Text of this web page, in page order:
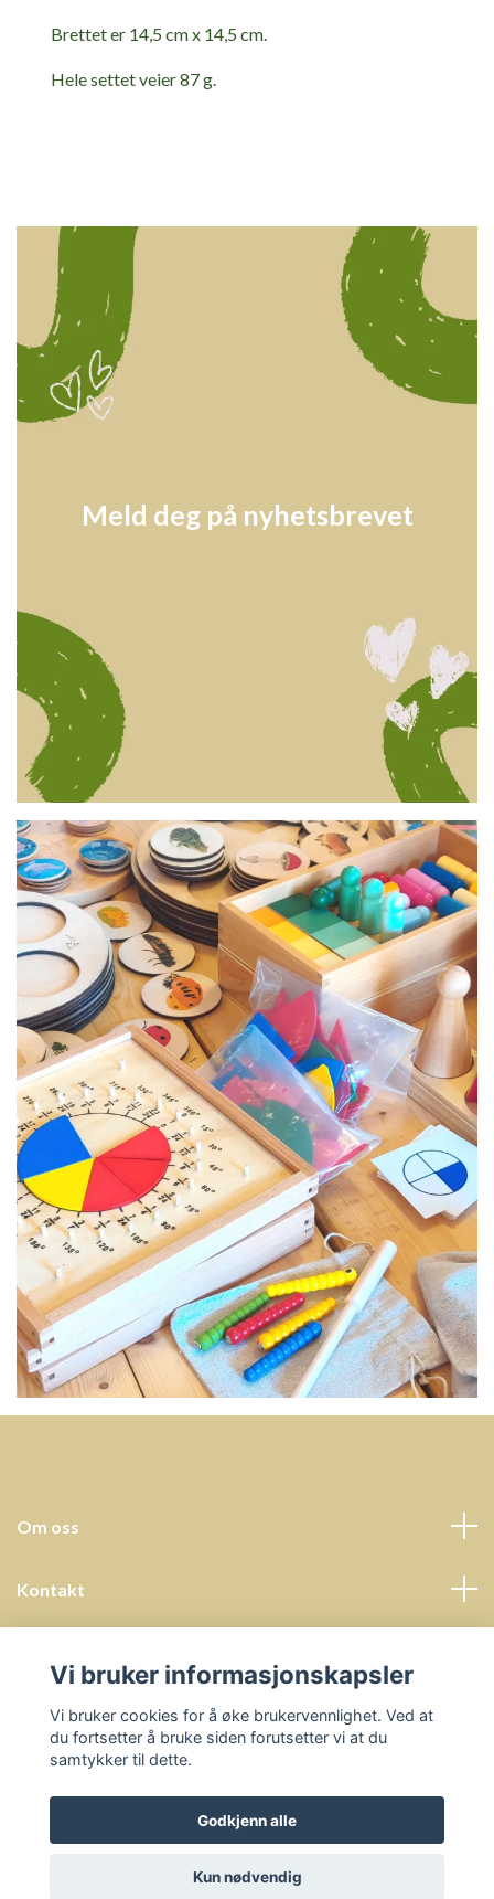
Meld deg på nyhetsbrevet
Brettet er 14,5 cm x 14,5 cm.
Hele settet veier 87 g.
Om oss
Kontakt
Sosiale medier
© 2026 Undervisningsressurser - Prosjektbyrå Helena Hals
Vi bruker informasjonskapsler
Vi bruker cookies for å øke brukervennlighet. Ved at
du fortsetter å bruke siden forutsetter vi at du
samtykker til dette.
Godkjenn alle
Kun nødvendig